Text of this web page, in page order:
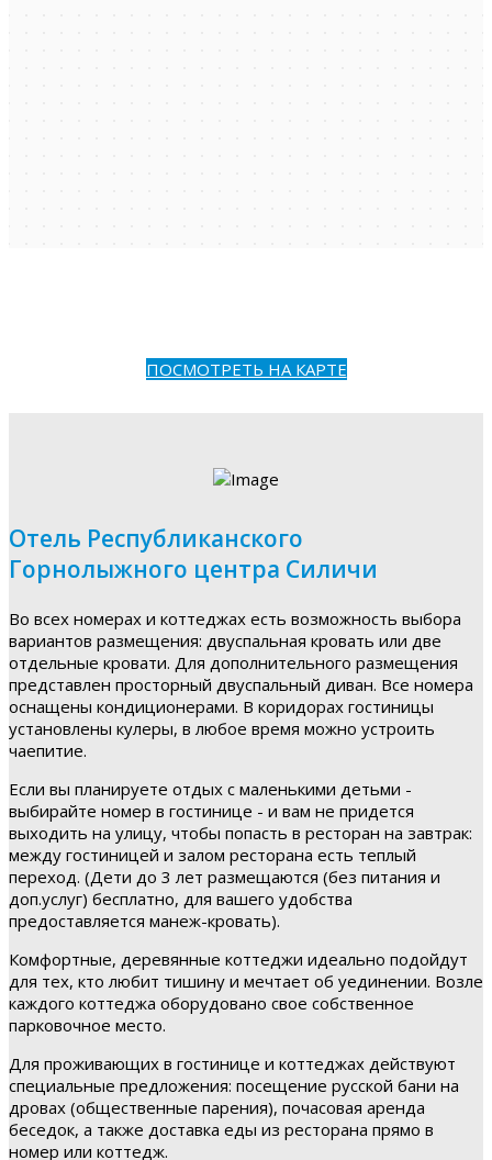
ПОСМОТРЕТЬ НА КАРТЕ
Отель Республиканского
Горнолыжного центра Силичи
Во всех номерах и коттеджах есть возможность выбора
вариантов размещения: двуспальная кровать или две
отдельные кровати. Для дополнительного размещения
представлен просторный двуспальный диван. Все номера
оснащены кондиционерами. В коридорах гостиницы
установлены кулеры, в любое время можно устроить
чаепитие.
Если вы планируете отдых с маленькими детьми -
выбирайте номер в гостинице - и вам не придется
выходить на улицу, чтобы попасть в ресторан на завтрак:
между гостиницей и залом ресторана есть теплый
переход. (Дети до 3 лет размещаются (без питания и
доп.услуг) бесплатно, для вашего удобства
предоставляется манеж-кровать).
Комфортные, деревянные коттеджи идеально подойдут
для тех, кто любит тишину и мечтает об уединении. Возле
каждого коттеджа оборудовано свое собственное
парковочное место.
Для проживающих в гостинице и коттеджах действуют
специальные предложения: посещение русской бани на
дровах (общественные парения), почасовая аренда
беседок, а также доставка еды из ресторана прямо в
номер или коттедж.